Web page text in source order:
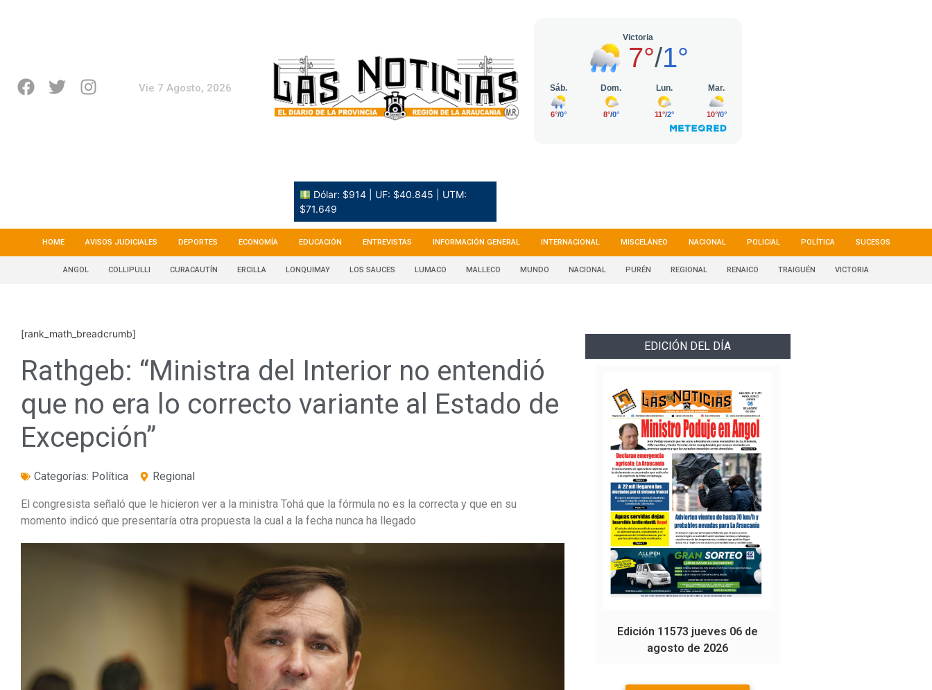
Vie 7 Agosto, 2026
Dólar: $914 | UF: $40.845 | UTM:
$71.649
HOME AVISOS JUDICIALES DEPORTES ECONOMÍA EDUCACIÓN ENTREVISTAS INFORMACIÓN GENERAL INTERNACIONAL MISCELÁNEO NACIONAL POLICIAL POLÍTICA SUCESOS
ANGOL COLLIPULLI CURACAUTÍN ERCILLA LONQUIMAY LOS SAUCES LUMACO MALLECO MUNDO NACIONAL PURÉN REGIONAL RENAICO TRAIGUÉN VICTORIA
[rank_math_breadcrumb]
Rathgeb: “Ministra del Interior no entendió
que no era lo correcto variante al Estado de
Excepción”
Categorías: Política Regional
El congresista señaló que le hicieron ver a la ministra Tohá que la fórmula no es la correcta y que en su
momento indicó que presentaría otra propuesta la cual a la fecha nunca ha llegado
EDICIÓN DEL DÍA
Edición 11573 jueves 06 de
agosto de 2026